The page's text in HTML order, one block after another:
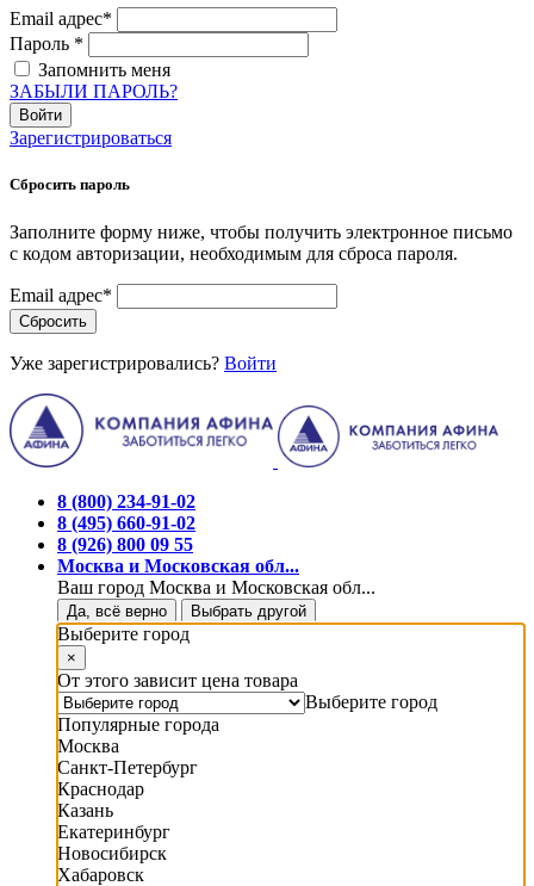
Email адрес*
Пароль *
Запомнить меня
ЗАБЫЛИ ПАРОЛЬ?
Войти
Зарегистрироваться
Сбросить пароль
Заполните форму ниже, чтобы получить электронное письмо
с кодом авторизации, необходимым для сброса пароля.
Email адрес*
Сбросить
Уже зарегистрировались? Войти
8 (800) 234-91-02
8 (495) 660-91-02
8 (926) 800 09 55
Москва и Московская обл...
Ваш город Москва и Московская обл...
Да, всё верно Выбрать другой
Выберите город
×
От этого зависит цена товара
Выберите город
Популярные города
Москва
Санкт-Петербург
Краснодар
Казань
Екатеринбург
Новосибирск
Хабаровск